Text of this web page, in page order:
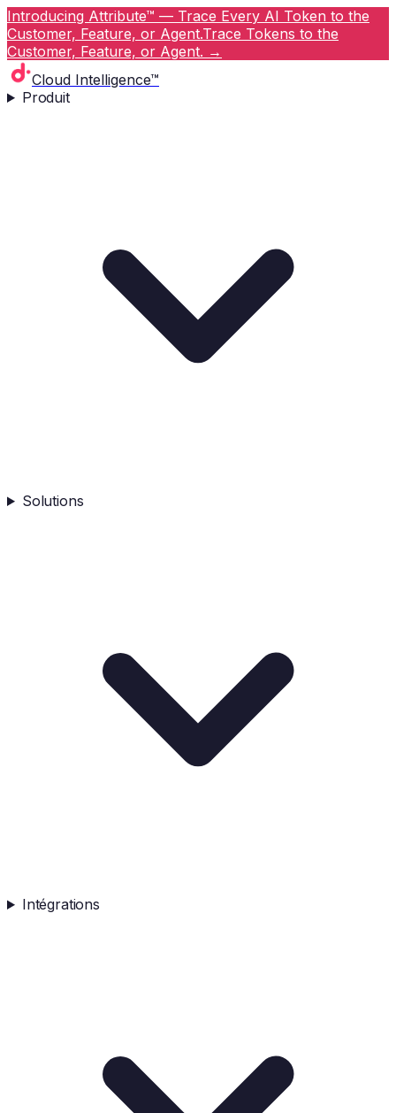
Introducing Attribute™ — Trace Every AI Token to the
Customer, Feature, or Agent.Trace Tokens to the
Customer, Feature, or Agent. →
Cloud Intelligence™
Produit
Solutions
Intégrations